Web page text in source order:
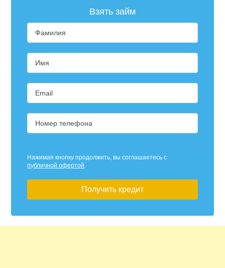
Взять займ
Фамилия
Имя
Email
Номер телефона
Нажимая кнопку продолжить, вы соглашаетесь с
публичной офертой
Получить кредит